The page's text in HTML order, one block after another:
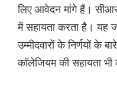
लिए आवेदन मांगे हैं।
में सहायता करता है। यह
उम्मीदवारों के निर्णयों के
कॉलेजियम की सहायता भी